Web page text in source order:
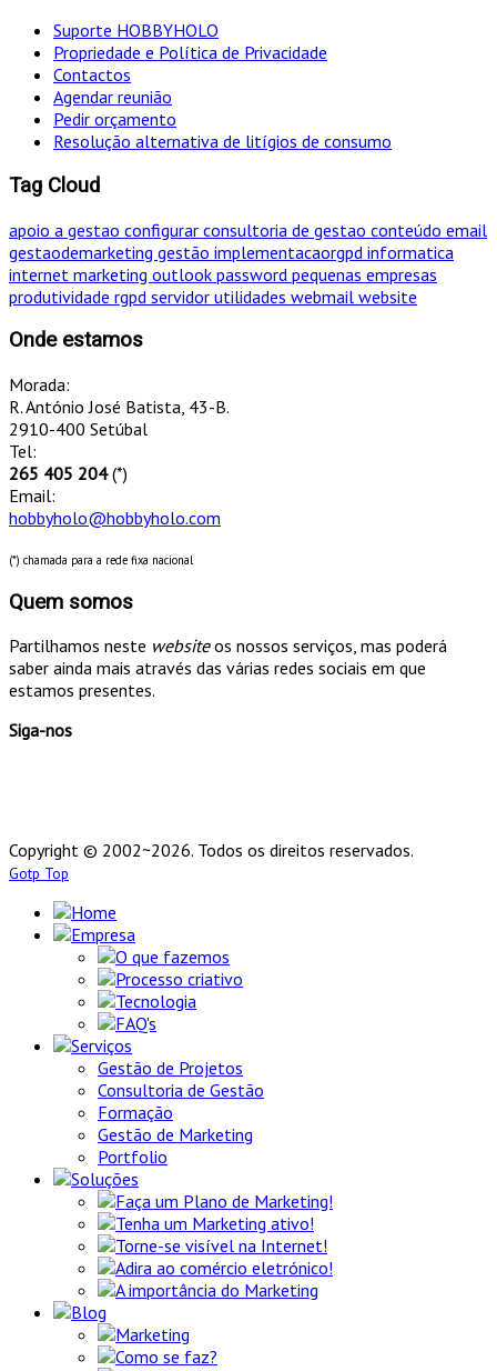
Suporte HOBBYHOLO
Propriedade e Política de Privacidade
Contactos
Agendar reunião
Pedir orçamento
Resolução alternativa de litígios de consumo
Tag Cloud
apoio a gestao configurar consultoria de gestao conteúdo email
gestaodemarketing gestão implementacaorgpd informatica
internet marketing outlook password pequenas empresas
produtividade rgpd servidor utilidades webmail website
Onde estamos
Morada:
R. António José Batista, 43-B.
2910-400 Setúbal
Tel:
265 405 204(*)
Email:
hobbyholo@hobbyholo.com
(*) chamada para a rede fixa nacional
Quem somos
Partilhamos neste websiteos nossos serviços, mas poderá
saber ainda mais através das várias redes sociais em que
estamos presentes.
Siga-nos
Copyright © 2002~2026. Todos os direitos reservados.
Gotp Top
Home
Empresa
O que fazemos
Processo criativo
Tecnologia
FAQ's
Serviços
Gestão de Projetos
Consultoria de Gestão
Formação
Gestão de Marketing
Portfolio
Soluções
Faça um Plano de Marketing!
Tenha um Marketing ativo!
Torne-se visível na Internet!
Adira ao comércio eletrónico!
A importância do Marketing
Blog
Marketing
Como se faz?